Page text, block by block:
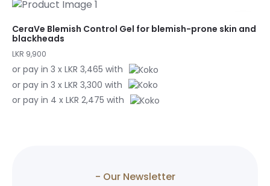
CeraVe Blemish Control Gel for blemish-prone skin and
blackheads
LKR 9,900
or pay in 3 x LKR 3,465 with
or pay in 3 x LKR 3,300 with
or pay in 4 x LKR 2,475 with
- Our Newsletter